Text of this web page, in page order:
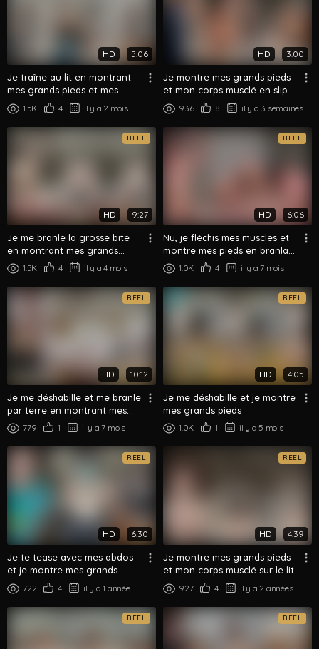
HD 5:06
Je traîne au lit en montrant
mes grands pieds et mes
plantes pour toi
1.5K 4 il y a 2 mois
HD 3:00
Je montre mes grands pieds
et mon corps musclé en slip
936 8 il y a 3 semaines
REEL
HD 9:27
Je me branle la grosse bite
en montrant mes grands
pieds1.5K 4 il y a 4 mois
REEL
HD 6:06
Nu, je fléchis mes muscles et
montre mes pieds en branlant
ma grosse queue
1.0K 4 il y a 7 mois
REEL
HD 10:12
Je me déshabille et me branle
par terre en montrant mes
pieds779 1 il y a 7 mois
REEL
HD 4:05
Je me déshabille et je montre
mes grands pieds
1.0K 1 il y a 5 mois
REEL
HD 6:30
Je te tease avec mes abdos
et je montre mes grands
pieds722 4 il y a 1 année
REEL
HD 4:39
Je montre mes grands pieds
et mon corps musclé sur le lit
927 4 il y a 2 années
REEL REEL